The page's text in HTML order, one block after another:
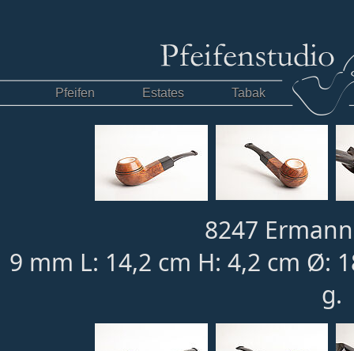
Pfeifen Estates Tabak
8247
9 mm L: 14,2 cm H: 4,2 cm Ø:
g.